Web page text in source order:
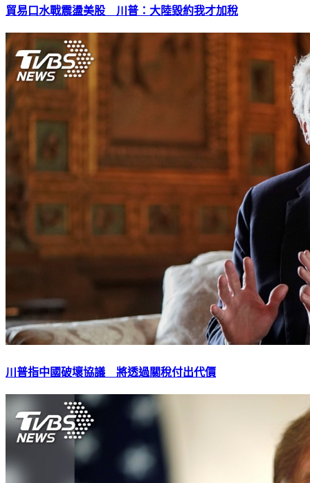
貿易口水戰震盪美股 川普：大陸毀約我才加稅
川普指中國破壞協議 將透過關稅付出代價